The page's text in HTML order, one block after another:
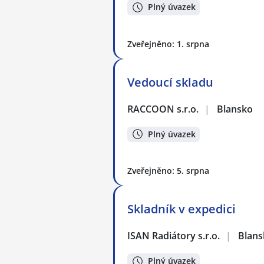
Plný úvazek
Zveřejněno: 1. srpna
Vedoucí skladu
RACCOON s.r.o. | Blansko
Plný úvazek
Zveřejněno: 5. srpna
Skladník v expedici
ISAN Radiátory s.r.o. |
Plný úvazek